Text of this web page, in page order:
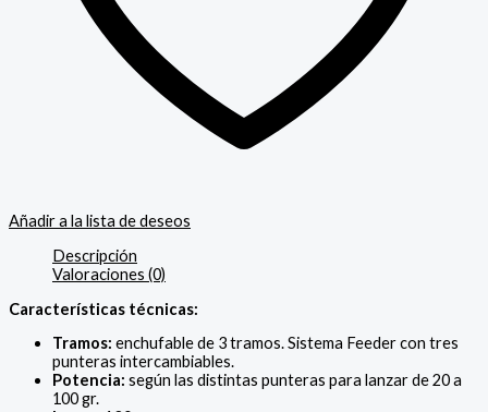
Añadir a la lista de deseos
Descripción
Valoraciones (0)
Características técnicas:
Tramos: enchufable de 3 tramos. Sistema Feeder con tres
punteras intercambiables.
Potencia: según las distintas punteras para lanzar de 20 a
100 gr.